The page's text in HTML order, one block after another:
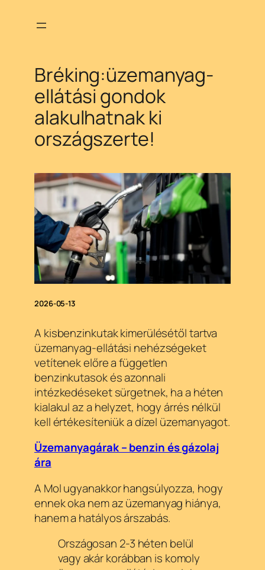
Bréking:üzemanyag-
ellátási gondok
alakulhatnak ki
országszerte!
2026-05-13
A kisbenzinkutak kimerülésétől tartva
üzemanyag-ellátási nehézségeket
vetítenek előre a független
benzinkutasok és azonnali
intézkedéseket sürgetnek, ha a héten
kialakul az a helyzet, hogy árrés nélkül
kell értékesíteniük a dízel üzemanyagot.
Üzemanyagárak – benzin és gázolaj
ára
A Mol ugyanakkor hangsúlyozza, hogy
ennek oka nem az üzemanyag hiánya,
hanem a hatályos árszabás.
Országosan 2-3 héten belül
vagy akár korábban is komoly